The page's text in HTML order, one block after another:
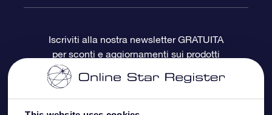
OSR Recensioni
Gift Card OSR
Doni aziendali
Star Page personalizzata
One Million Stars
Informazioni di Pagamento
Iscriviti alla nostra newsletter GRATUITA
per sconti e aggiornamenti sui prodotti